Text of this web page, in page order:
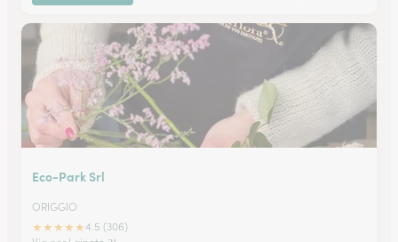
Eco-Park Srl
ORIGGIO
★★★★★4.5 (306)